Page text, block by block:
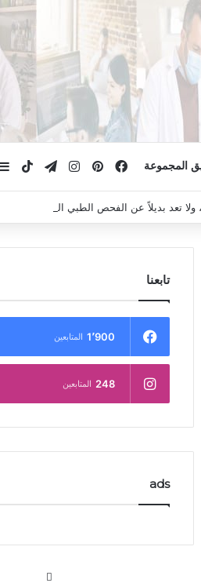
المجموعة فيسبوكبينتيريستانستقرامتيلقرام
ولا تعد بديلاً عن الفحص الطبي السريري،
تابعنا
1٬900 المتابعين
248 المتابعين
ads